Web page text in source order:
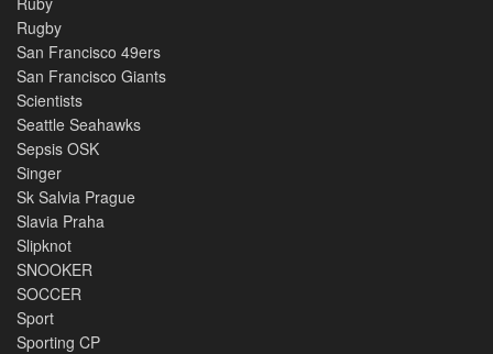
Rugby
San Francisco 49ers
San Francisco Giants
Scientists
Seattle Seahawks
Sepsis OSK
Singer
Sk Salvia Prague
Slavia Praha
Slipknot
SNOOKER
SOCCER
Sport
Sporting CP